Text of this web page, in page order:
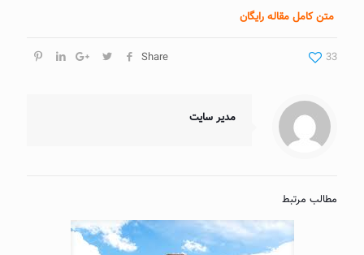
متن کامل مقاله رایگان
Share 33
مدیر سایت
مطالب مرتبط